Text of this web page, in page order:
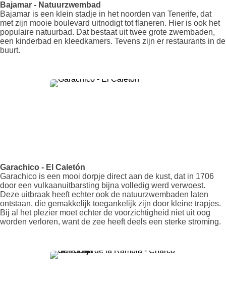
Bajamar - Natuurzwembad
Bajamar is een klein stadje in het noorden van Tenerife, dat
met zijn mooie boulevard uitnodigt tot flaneren. Hier is ook het
populaire natuurbad. Dat bestaat uit twee grote zwembaden,
een kinderbad en kleedkamers. Tevens zijn er restaurants in de
buurt.
Garachico - El Caletón
Garachico is een mooi dorpje direct aan de kust, dat in 1706
door een vulkaanuitbarsting bijna volledig werd verwoest.
Deze uitbraak heeft echter ook de natuurzwembaden laten
ontstaan, die gemakkelijk toegankelijk zijn door kleine trapjes.
Bij al het plezier moet echter de voorzichtigheid niet uit oog
worden verloren, want de zee heeft deels een sterke stroming.